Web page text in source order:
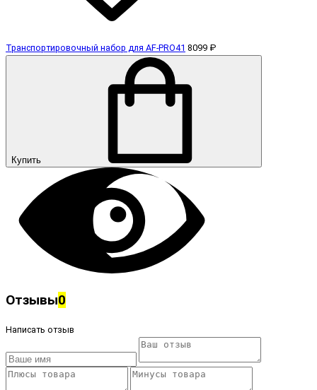
Транспортировочный набор для AF-PRO41 8099 ₽
Купить
Отзывы0
Написать отзыв